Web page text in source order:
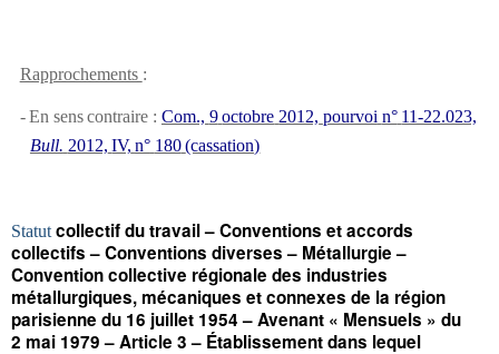
Rapprochements :
- En sens contraire : Com., 9 octobre 2012, pourvoi n° 11-22.023,
Bull. 2012, IV, n° 180 (cassation)
Statutcollectif du travail – Conventions et accords
collectifs – Conventions diverses – Métallurgie –
Convention collective régionale des industries
métallurgiques, mécaniques et connexes de la région
parisienne du 16 juillet 1954 – Avenant « Mensuels » du
2 mai 1979 – Article 3 – Établissement dans lequel